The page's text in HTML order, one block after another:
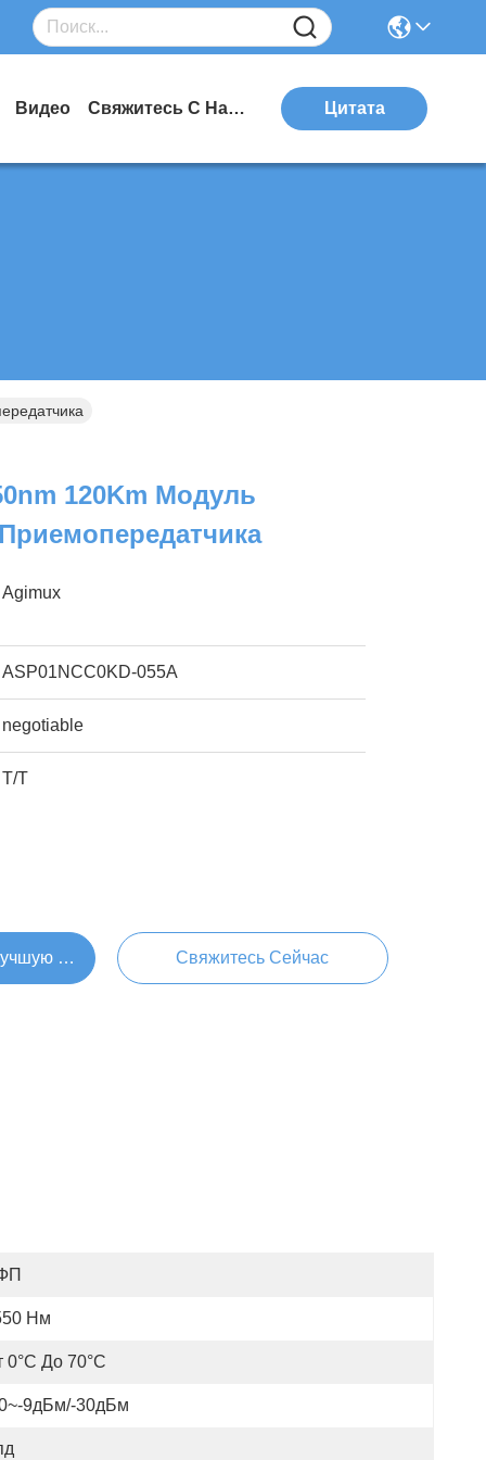
Видео Свяжитесь С Нами Цитата
120Km Модуль
Agimux
ASP01NCC0KD-055A
negotiable
Т/Т
Цену Свяжитесь Сейчас
Нм
0°C До 70°C
9дБм/-30дБм